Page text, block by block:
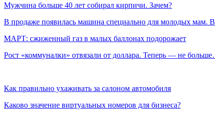
Мужчина больше 40 лет собирал кирпичи. Зачем?
В продаже появилась машина специально для молодых мам.
МАРТ: сжиженный газ в малых баллонах подорожает
Рост «коммуналки» отвязали от доллара. Теперь — не
Как правильно ухаживать за салоном автомобиля
Каково значение виртуальных номеров для бизнеса?